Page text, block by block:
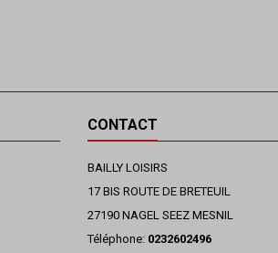
CONTACT
BAILLY LOISIRS
17 BIS ROUTE DE BRETEUIL
27190 NAGEL SEEZ MESNIL
Téléphone: 0232602496